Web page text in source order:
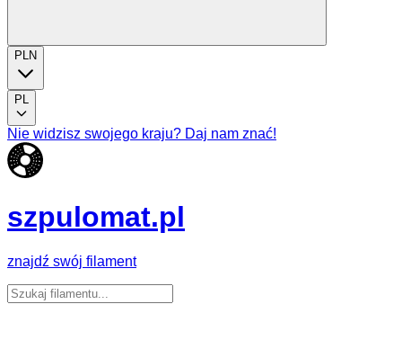
PLN
PL
Nie widzisz swojego kraju? Daj nam znać!
szpulomat.pl
znajdź swój filament